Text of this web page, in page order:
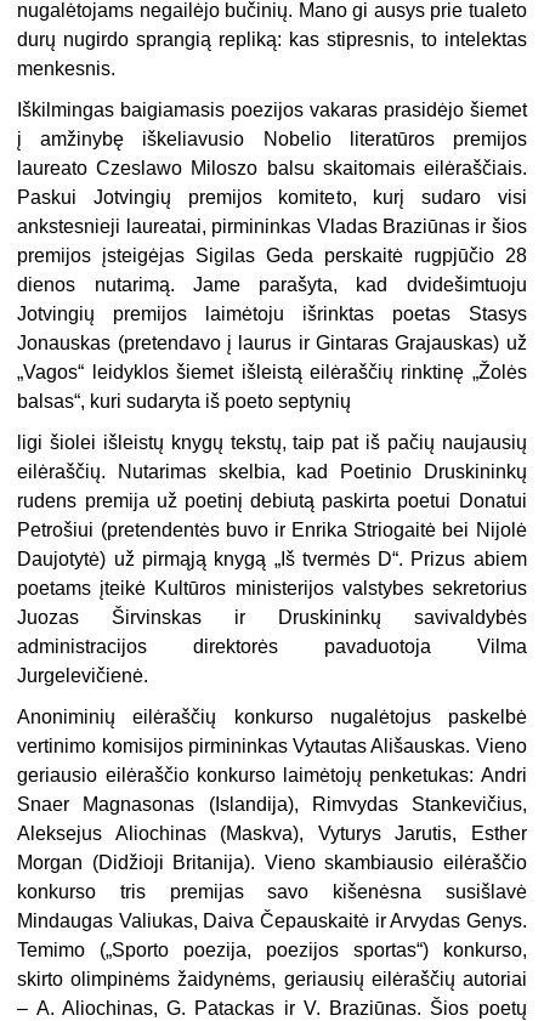
nugalėtojams negailėjo bučinių. Mano gi ausys prie tualeto
durų nugirdo sprangią repliką: kas stipresnis, to intelektas
menkesnis.
Iškilmingas baigiamasis poezijos vakaras prasidėjo šiemet
į amžinybę iškeliavusio Nobelio literatūros premijos
laureato Czeslawo Miloszo balsu skaitomais eilėraščiais.
Paskui Jotvingių premijos komiteto, kurį sudaro visi
ankstesnieji laureatai, pirmi­ninkas Vladas Braziūnas ir šios
premijos įsteigėjas Sigilas Geda perskaitė rugpjūčio 28
dienos nutarimą. Jame parašyta, kad dvidešimtuoju
Jotvingių premijos laimėtoju išrinktas poetas Stasys
Jonauskas (pretendavo į laurus ir Gintaras Grajauskas) už
„Vagos“ leidyklos šiemet išleistą eilėraščių rinktinę „Žolės
balsas“, kuri sudaryta iš poeto septynių
ligi šiolei išleistų knygų tekstų, taip pat iš pačių naujausių
eilėraščių. Nutarimas skelbia, kad Poetinio Druskininkų
rudens premija už poetinį debiutą paskirta poetui Donatui
Petrošiui (pretendentės buvo ir Enrika Striogaitė bei Nijolė
Daujotytė) už pirmąją knygą „Iš tvermės D“. Prizus abiem
poetams įteikė Kultūros ministerijos valstybes sekretorius
Juozas Širvinskas ir Druskininkų savivaldybės
administracijos direktorės pavaduotoja Vilma
Jurgelevičienė.
Anoniminių eilėraščių konkurso nugalėtojus paskelbė
vertinimo komisijos pirmininkas Vytautas Ališauskas. Vieno
geriausio eilė­raščio konkurso laimėtojų penketukas: Andri
Snaer Magnasonas (Islandija), Rimvydas Stankevičius,
Aleksejus Aliochinas (Maskva), Vyturys Jarutis, Esther
Morgan (Didžioji Britanija). Vieno skambiausio eilėraščio
konkurso tris premijas savo kišenėsna susišlavė
Mindaugas Valiukas, Daiva Čepauskaitė ir Arvydas Genys.
Temimo („Sporto poezija, poezijos sportas“) konkurso,
skirto olim­pinėms žaidynėms, geriausių eilėraščių autoriai
– A. Aliochinas, G. Patackas ir V. Braziūnas. Šios poetų